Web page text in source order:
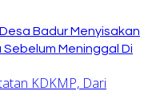
Badur Menyisakan
Meninggal Di